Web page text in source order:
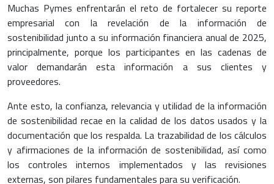
Muchas Pymes enfrentarán el reto de fortalecer su reporte
empresarial con la revelación de la información de
sostenibilidad junto a su información financiera anual de 2025,
principalmente, porque los participantes en las cadenas de
valor demandarán esta información a sus clientes y
proveedores.
Ante esto, la confianza, relevancia y utilidad de la información
de sostenibilidad recae en la calidad de los datos usados y la
documentación que los respalda. La trazabilidad de los cálculos
y afirmaciones de la información de sostenibilidad, así como
los controles internos implementados y las revisiones
externas, son pilares fundamentales para su verificación.